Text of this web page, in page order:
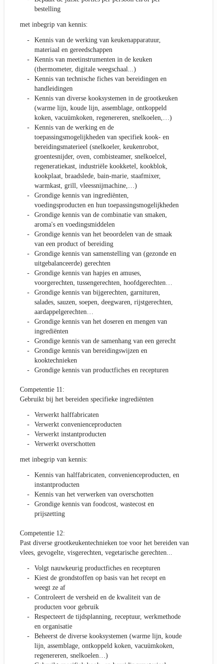
bestelling
met inbegrip van kennis:
Kennis van de werking van keukenapparatuur,
materiaal en gereedschappen
Kennis van meetinstrumenten in de keuken
(thermometer, digitale weegschaal...)
Kennis van technische fiches van bereidingen en
handleidingen
Kennis van diverse kooksystemen in de grootkeuken
(warme lijn, koude lijn, assemblage, ontkoppeld
koken, vacuümkoken, regenereren, snelkoelen,…)
Kennis van de werking en de
toepassingsmogelijkheden van specifiek kook- en
bereidingsmaterieel (snelkoeler, keukenrobot,
groentesnijder, oven, combisteamer, snelkoelcel,
regeneratiekast, industriële kookketel, kookblok,
kookplaat, braadslede, bain-marie, staafmixer,
warmkast, grill, vleessnijmachine,…)
Grondige kennis van ingrediënten,
voedingsproducten en hun toepassingsmogelijkheden
Grondige kennis van de combinatie van smaken,
aroma's en voedingsmiddelen
Grondige kennis van het beoordelen van de smaak
van een product of bereiding
Grondige kennis van samenstelling van (gezonde en
uitgebalanceerde) gerechten
Grondige kennis van hapjes en amuses,
voorgerechten, tussengerechten, hoofdgerechten…
Grondige kennis van bijgerechten, garnituren,
salades, sauzen, soepen, deegwaren, rijstgerechten,
aardappelgerechten…
Grondige kennis van het doseren en mengen van
ingrediënten
Grondige kennis van de samenhang van een gerecht
Grondige kennis van bereidingswijzen en
kooktechnieken
Grondige kennis van productfiches en recepturen
Competentie 11:
Gebruikt bij het bereiden specifieke ingrediënten
Verwerkt halffabricaten
Verwerkt convenienceproducten
Verwerkt instantproducten
Verwerkt overschotten
met inbegrip van kennis:
Kennis van halffabricaten, convenienceproducten, en
instantproducten
Kennis van het verwerken van overschotten
Grondige kennis van foodcost, wastecost en
prijszetting
Competentie 12:
Past diverse grootkeukentechnieken toe voor het bereiden van
vlees, gevogelte, visgerechten, vegetarische gerechten...
Volgt nauwkeurig productfiches en recepturen
Kiest de grondstoffen op basis van het recept en
weegt ze af
Controleert de versheid en de kwaliteit van de
producten voor gebruik
Respecteert de tijdsplanning, receptuur, werkmethode
en organisatie
Beheerst de diverse kooksystemen (warme lijn, koude
lijn, assemblage, ontkoppeld koken, vacuümkoken,
regenereren, snelkoelen…)